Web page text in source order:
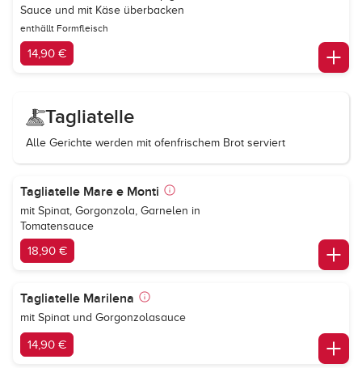
Sauce und mit Käse überbacken
enthällt Formfleisch
14,90 €
Tagliatelle
Alle Gerichte werden mit ofenfrischem Brot serviert
Tagliatelle Mare e Monti
mit Spinat, Gorgonzola, Garnelen in
Tomatensauce
18,90 €
Tagliatelle Marilena
mit Spinat und Gorgonzolasauce
14,90 €